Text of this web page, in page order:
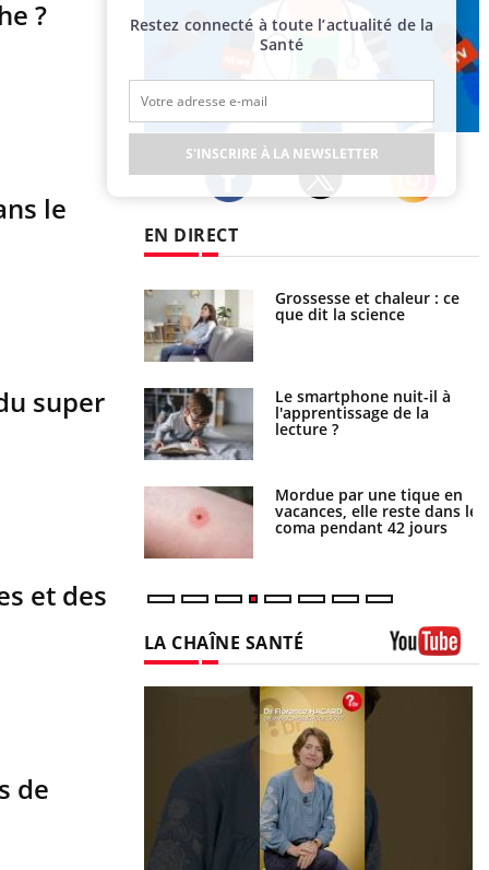
?
le
super
et des
de
EN DIRECT
pourrait-il freiner
du cancer ?
Grossesse et chaleur : ce
que dit la science
Le smartphone nuit-il à
l'apprentissage de la
lecture ?
Mordue par une tique en
vacances, elle reste dans le
coma pendant 42 jours
LA CHAÎNE SANTÉ
Restez connecté à toute l’actualité de la
Santé
S'INSCRIRE À LA NEWSLETTER